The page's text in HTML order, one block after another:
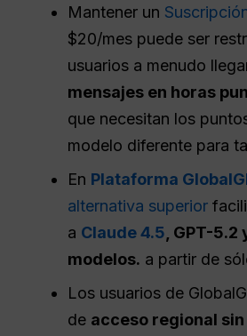
Mantener un
$20/mes puede ser
usuarios a menudo
mensajes en horas
que necesitan los
modelo diferente para
En Plataforma
alternativa superior
a Claude 4.5, GPT-5.2
modelos. a partir de
Los usuarios de
de acceso regional